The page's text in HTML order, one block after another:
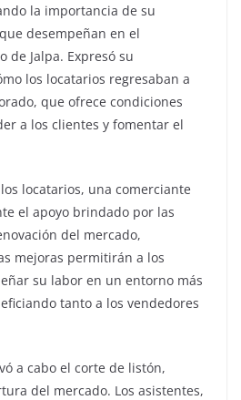
la importancia de su
desempeñan en el
de Jalpa. Expresó su
los locatarios regresaban a
que ofrece condiciones
a los clientes y fomentar el
locatarios, una comerciante
el apoyo brindado por las
del mercado,
mejoras permitirán a los
su labor en un entorno más
tanto a los vendedores
a cabo el corte de listón,
del mercado. Los asistentes,